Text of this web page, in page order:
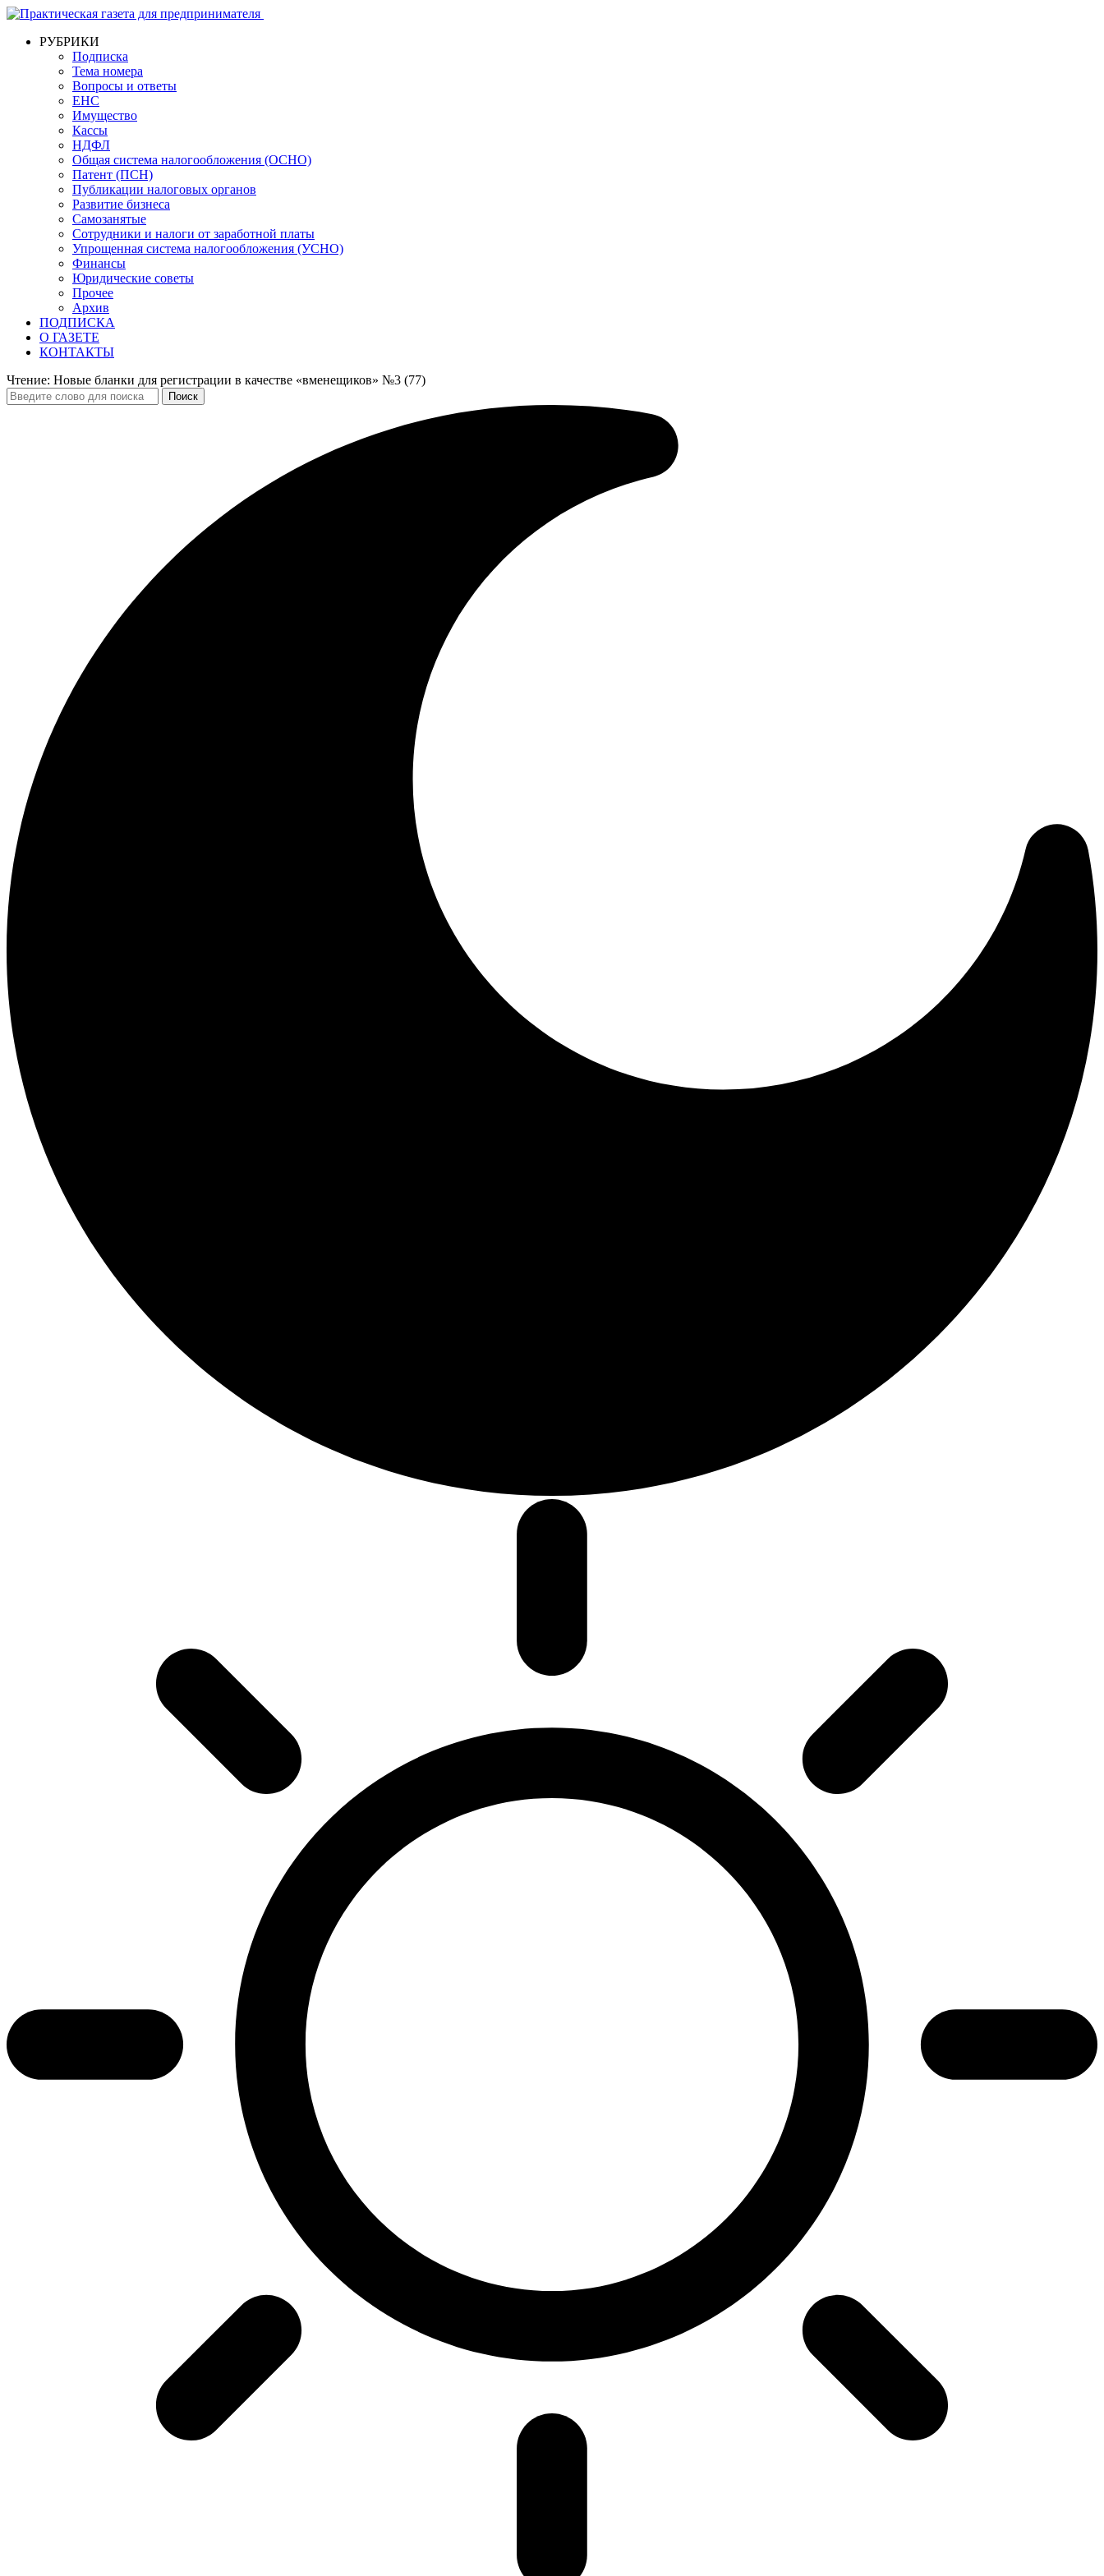
РУБРИКИ
Подписка
Тема номера
Вопросы и ответы
ЕНС
Имущество
Кассы
НДФЛ
Общая система налогообложения (ОСНО)
Патент (ПСН)
Публикации налоговых органов
Развитие бизнеса
Самозанятые
Сотрудники и налоги от заработной платы
Упрощенная система налогообложения (УСНО)
Финансы
Юридические советы
Прочее
Архив
ПОДПИСКА
О ГАЗЕТЕ
КОНТАКТЫ
Чтение: Новые бланки для регистрации в качестве «вменещиков» №3 (77)